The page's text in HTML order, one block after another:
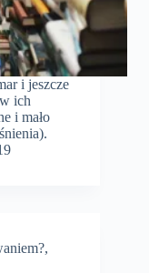
i jeszcze
ich
i mało
,